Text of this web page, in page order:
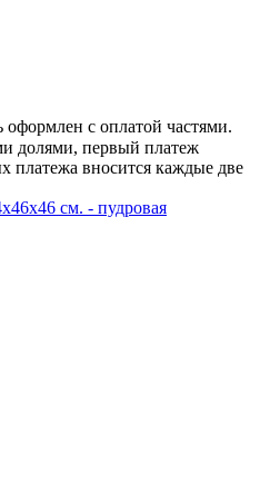
с оплатой частями.
долями, первый платеж
платежа вносится каждые две
см. - пудровая